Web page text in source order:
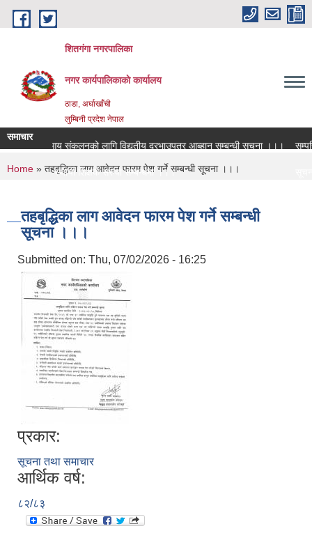
Skip to main content
शितगंगा नगरपालिका
नगर कार्यपालिकाकाे कार्यालय
ठाडा, अर्घाखाँची
लुम्बिनी प्रदेश नेपाल
समाचार
आन्तरिक आय संकलनको लागि विद्युतीय दरभाउपत्र आब्हान सम्बन्धी सूचना ।।।
रिक्त पदमा स्थायी शिक्षक सरुवा सम्बन्धमा ।।।
You are here
Home » तहबृद्धिका लाग आवेदन फारम पेश गर्ने सम्बन्धी सूचना ।।।
तहबृद्धिका लाग आवेदन फारम पेश गर्ने सम्बन्धी
सूचना ।।।
Submitted on: Thu, 07/02/2026 - 16:25
प्रकार:
सूचना तथा समाचार
आर्थिक वर्ष:
८२/८३